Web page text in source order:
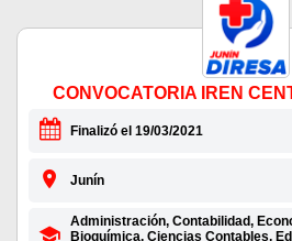
CONVOCATORIA IREN
Finalizó el 19/03/2021
Junín
Administración, Contabilidad,
Bioquímica, Ciencias Contables,